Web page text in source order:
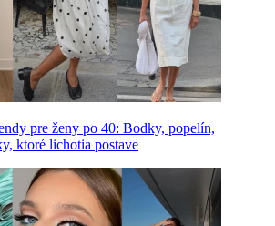
pre ženy po 40: Bodky, popelín,
ktoré lichotia postave